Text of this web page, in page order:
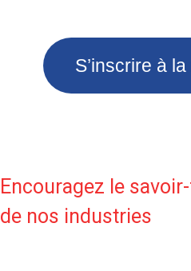
S’inscrire à
Encouragez le
de nos industries